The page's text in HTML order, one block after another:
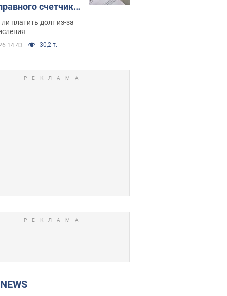
счетчика:
вынес
решение
платить долг из-за
14:43 30,2 т.
NEWS